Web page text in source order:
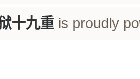
十九重is proudly